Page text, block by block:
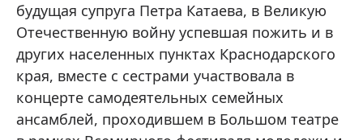
будущая супруга Петра Катаева, в Великую
Отечественную войну успевшая пожить и в
других населенных пунктах Краснодарского
края, вместе с сестрами участвовала в
концерте самодеятельных семейных
ансамблей, проходившем в Большом театре